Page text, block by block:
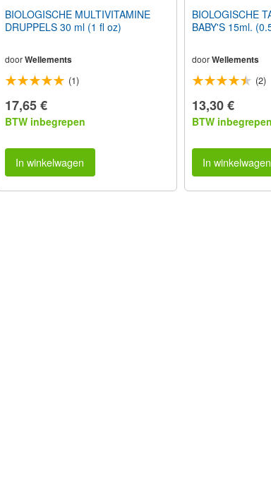
BIOLOGISCHE MULTIVITAMINE
DRUPPELS 30 ml (1 fl oz)
doorWellements
(1)
17,65 €
BTW inbegrepen
In winkelwagen
BIOLOGISCHE
BABY'S 15ml.
door Wellements
(2)
13,30 €
BTW inbegrepen
In winkelwagen